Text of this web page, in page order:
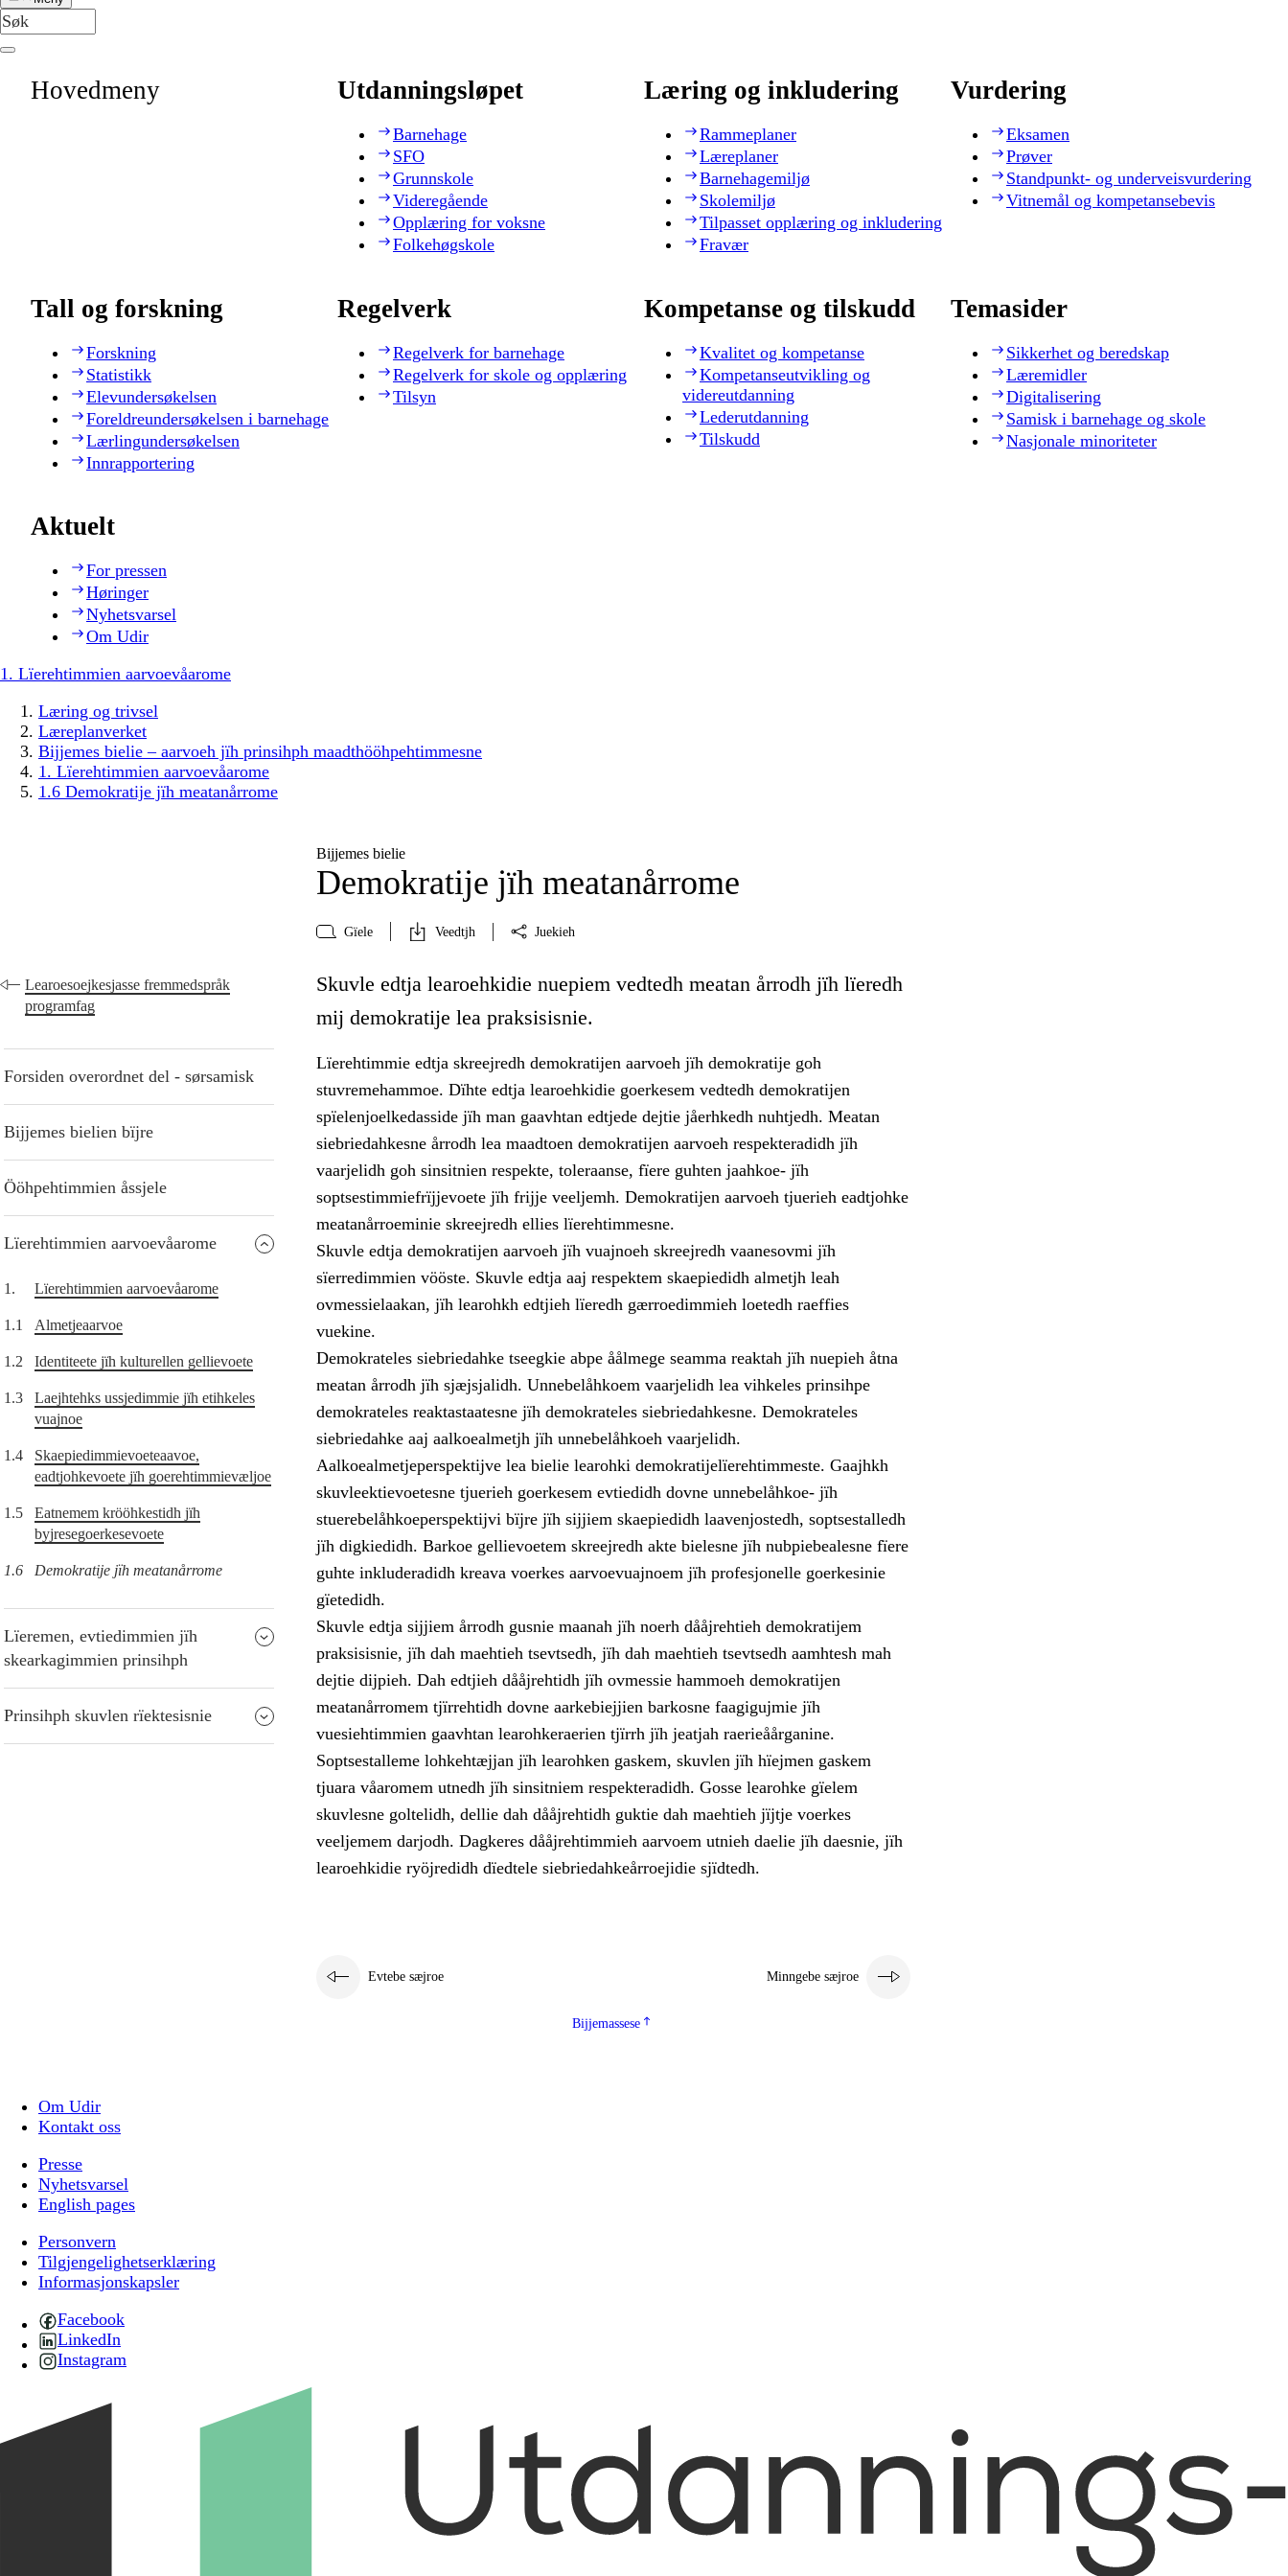
Hovedmeny Utdanningsløpet
Barnehage
SFO
Grunnskole
Videregående
Opplæring for voksne
Folkehøgskole
Læring og inkludering
Rammeplaner
Læreplaner
Barnehagemiljø
Skolemiljø
Tilpasset opplæring og inkludering
Fravær
Vurdering
Eksamen
Prøver
Standpunkt- og underveisvurdering
Vitnemål og kompetansebevis
Tall og forskning
Forskning
Statistikk
Elevundersøkelsen
Foreldreundersøkelsen i barnehage
Lærlingundersøkelsen
Innrapportering
Regelverk
Regelverk for barnehage
Regelverk for skole og opplæring
Tilsyn
Kompetanse og tilskudd
Kvalitet og kompetanse
Kompetanseutvikling og
videreutdanning
Lederutdanning
Tilskudd
Temasider
Sikkerhet og beredskap
Læremidler
Digitalisering
Samisk i barnehage og skole
Nasjonale minoriteter
Aktuelt
For pressen
Høringer
Nyhetsvarsel
Om Udir
1. Lïerehtimmien aarvoevåarome
Læring og trivsel
Læreplanverket
Bijjemes bielie – aarvoeh jïh prinsihph maadthööhpehtimmesne
1. Lïerehtimmien aarvoevåarome
1.6 Demokratije jïh meatanårrome
Bijjemes bielie
Demokratije jïh meatanårrome
Gïele Veedtjh Juekieh
Learoesoejkesjasse fremmedspråk
programfag
Forsiden overordnet del - sørsamisk
Bijjemes bielien bïjre
Ööhpehtimmien åssjele
Lïerehtimmien aarvoevåarome
1. Lïerehtimmien aarvoevåarome
1.1 Almetjeaarvoe
1.2 Identiteete jïh kulturellen gellievoete
1.3
Laejhtehks ussjedimmie jïh etihkeles
vuajnoe
1.4
Skaepiedimmievoeteaavoe,
eadtjohkevoete jïh goerehtimmievæljoe
1.5
Eatnemem krööhkestidh jïh
byjresegoerkesevoete
1.6 Demokratije jïh meatanårrome
Lïeremen, evtiedimmien jïh
skearkagimmien prinsihph
Prinsihph skuvlen rïektesisnie
Skuvle edtja learoehkidie nuepiem vedtedh meatan årrodh jïh lïeredh
mij demokratije lea praksisisnie.
Lïerehtimmie edtja skreejredh demokratijen aarvoeh jïh demokratije goh
stuvremehammoe. Dïhte edtja learoehkidie goerkesem vedtedh demokratijen
spïelenjoelkedasside jïh man gaavhtan edtjede dejtie jåerhkedh nuhtjedh. Meatan
siebriedahkesne årrodh lea maadtoen demokratijen aarvoeh respekteradidh jïh
vaarjelidh goh sinsitnien respekte, toleraanse, fïere guhten jaahkoe- jïh
soptsestimmiefrïjjevoete jïh frijje veeljemh. Demokratijen aarvoeh tjuerieh eadtjohke
meatanårroeminie skreejredh ellies lïerehtimmesne.
Skuvle edtja demokratijen aarvoeh jïh vuajnoeh skreejredh vaanesovmi jïh
sïerredimmien vööste. Skuvle edtja aaj respektem skaepiedidh almetjh leah
ovmessielaakan, jïh learohkh edtjieh lïeredh gærroedimmieh loetedh raeffies
vuekine.
Demokrateles siebriedahke tseegkie abpe åålmege seamma reaktah jïh nuepieh åtna
meatan årrodh jïh sjæjsjalidh. Unnebelåhkoem vaarjelidh lea vihkeles prinsihpe
demokrateles reaktastaatesne jïh demokrateles siebriedahkesne. Demokrateles
siebriedahke aaj aalkoealmetjh jïh unnebelåhkoeh vaarjelidh.
Aalkoealmetjeperspektijve lea bielie learohki demokratijelïerehtimmeste. Gaajhkh
skuvleektievoetesne tjuerieh goerkesem evtiedidh dovne unnebelåhkoe- jïh
stuerebelåhkoeperspektijvi bïjre jïh sijjiem skaepiedidh laavenjostedh, soptsestalledh
jïh digkiedidh. Barkoe gellievoetem skreejredh akte bielesne jïh nubpiebealesne fïere
guhte inkluderadidh kreava voerkes aarvoevuajnoem jïh profesjonelle goerkesinie
gïetedidh.
Skuvle edtja sijjiem årrodh gusnie maanah jïh noerh dååjrehtieh demokratijem
praksisisnie, jïh dah maehtieh tsevtsedh, jïh dah maehtieh tsevtsedh aamhtesh mah
dejtie dijpieh. Dah edtjieh dååjrehtidh jïh ovmessie hammoeh demokratijen
meatanårromem tjïrrehtidh dovne aarkebiejjien barkosne faagigujmie jïh
vuesiehtimmien gaavhtan learohkeraerien tjïrrh jïh jeatjah raerieåårganine.
Soptsestalleme lohkehtæjjan jïh learohken gaskem, skuvlen jïh hïejmen gaskem
tjuara våaromem utnedh jïh sinsitniem respekteradidh. Gosse learohke gïelem
skuvlesne goltelidh, dellie dah dååjrehtidh guktie dah maehtieh jïjtje voerkes
veeljemem darjodh. Dagkeres dååjrehtimmieh aarvoem utnieh daelie jïh daesnie, jïh
learoehkidie ryöjredidh dïedtele siebriedahkeårroejidie sjïdtedh.
Evtebe sæjroe Minngebe sæjroe
Bijjemassese
Om Udir
Kontakt oss
Presse
Nyhetsvarsel
English pages
Personvern
Tilgjengelighetserklæring
Informasjonskapsler
Facebook
LinkedIn
Instagram